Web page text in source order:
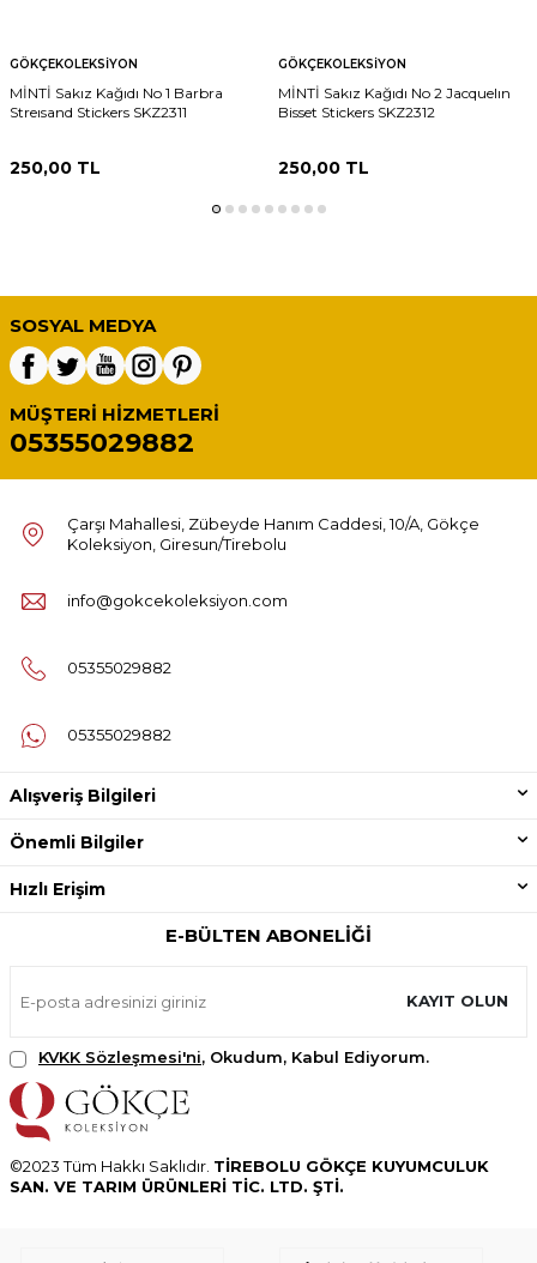
GÖKÇEKOLEKSIYON
MİNTİ Sakız Kağıdı No 1 Barbra
Streısand Stickers SKZ2311
250,00 TL
GÖKÇEKOLEKSIYON
MİNTİ Sakız Kağıdı No 2 Jacquelın
Bisset Stickers SKZ2312
250,00TL
SOSYAL MEDYA
MÜŞTERI HIZMETLERI
05355029882
Çarşı Mahallesi, Zübeyde Hanım Caddesi, 10/A, Gökçe
Koleksiyon, Giresun/Tirebolu
info@gokcekoleksiyon.com
05355029882
05355029882
Alışveriş Bilgileri
Önemli Bilgiler
Hızlı Erişim
E-BÜLTEN ABONELIĞI
KAYIT OLUN
KVKK Sözleşmesi'ni, Okudum, Kabul Ediyorum.
©2023 Tüm Hakkı Saklıdır. TİREBOLU GÖKÇE KUYUMCULUK
SAN. VE TARIM ÜRÜNLERİ TİC. LTD. ŞTİ.